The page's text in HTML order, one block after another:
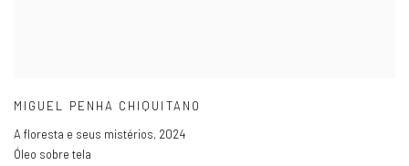
MIGUEL PENHA CHIQUITANO
A floresta e seus mistérios, 2024
Óleo sobre tela